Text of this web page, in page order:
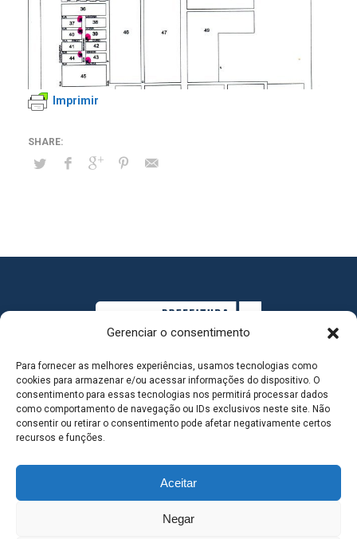
Gerenciar o consentimento
Para fornecer as melhores experiências, usamos tecnologias como
cookies para armazenar e/ou acessar informações do dispositivo. O
consentimento para essas tecnologias nos permitirá processar dados
como comportamento de navegação ou IDs exclusivos neste site. Não
consentir ou retirar o consentimento pode afetar negativamente certos
recursos e funções.
Aceitar
Negar
Imprimir
MAPA DO SITE
SEDE DO ADMINISTRATIVO MUNICIPAL - Avenida